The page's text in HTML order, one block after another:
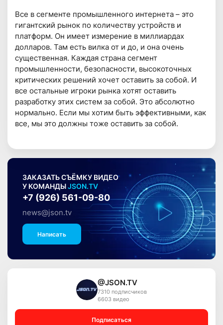
Все в сегменте промышленного интернета – это
гигантский рынок по количеству устройств и
платформ. Он имеет измерение в миллиардах
долларов. Там есть вилка от и до, и она очень
существенная. Каждая страна сегмент
промышленности, безопасности, высокоточных
критических решений хочет оставить за собой. И
все остальные игроки рынка хотят оставить
разработку этих систем за собой. Это абсолютно
нормально. Если мы хотим быть эффективными, как
все, мы это должны тоже оставить за собой.
ЗАКАЗАТЬ СЪЁМКУ ВИДЕО
У КОМАНДЫJSON.TV
+7 (926) 561-09-80
news@json.tv
Написать
@JSON.TV
7310 подписчиков
6603 видео
Подписаться